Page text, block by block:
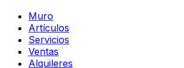
Muro
Artículos
Servicios
Ventas
Alquileres